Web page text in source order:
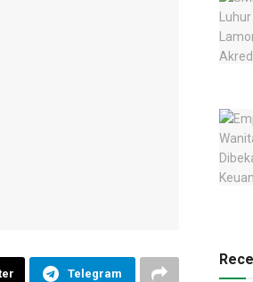
Telegram